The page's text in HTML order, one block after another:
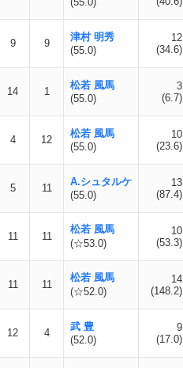
9 9
津村 明秀
(55.0)
12
(34.6)
14 1
松若 風馬
(55.0)
3
(6.7)
4 12
松若 風馬
(55.0)
10
(23.6)
5 11
A.シュタルケ
(55.0)
13
(87.4)
11 11
松若 風馬
(☆53.0)
10
(53.3)
11 11
松若 風馬
(☆52.0)
14
(148.2)
12 4
武 豊
(52.0)
9
(17.0)